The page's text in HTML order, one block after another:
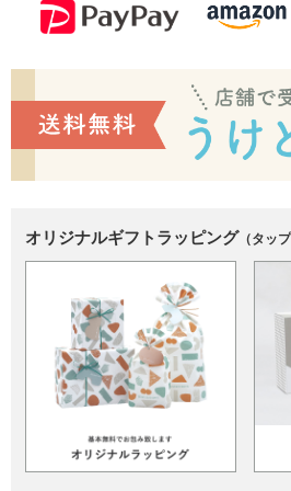
オリジナルギフトラッピング （タッ